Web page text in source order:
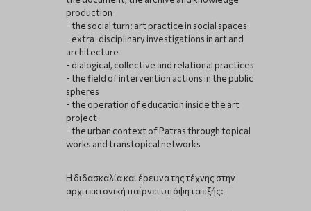
production
- the social turn: art practice in social spaces
- extra-disciplinary investigations in art and
architecture
- dialogical, collective and relational practices
- the field of intervention actions in the public
spheres
- the operation of education inside the art
project
- the urban context of Patras through topical
works and transtopical networks
Η διδασκαλία και έρευνα της τέχνης στην
αρχιτεκτονική παίρνει υπόψη τα εξής: